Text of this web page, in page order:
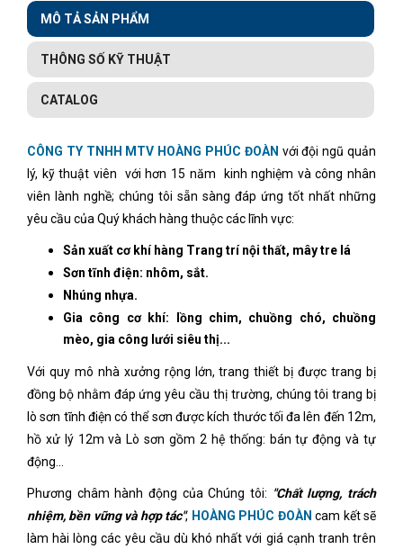
MÔ TẢ SẢN PHẨM
THÔNG SỐ KỸ THUẬT
CATALOG
CÔNG TY TNHH MTV HOÀNG PHÚC ĐOÀN với đội ngũ quản
lý, kỹ thuật viên với hơn 15 năm kinh nghiệm và công nhân
viên lành nghề; chúng tôi sẵn sàng đáp ứng tốt nhất những
yêu cầu của Quý khách hàng thuộc các lĩnh vực:
Sản xuất cơ khí hàng Trang trí nội thất, mây tre lá
Sơn tĩnh điện: nhôm, sắt.
Nhúng nhựa.
Gia công cơ khí: lồng chim, chuồng chó, chuồng
mèo, gia công lưới siêu thị...
Với quy mô nhà xưởng rộng lớn, trang thiết bị được trang bị
đồng bộ nhằm đáp ứng yêu cầu thị trường, chúng tôi trang bị
lò sơn tĩnh điện có thể sơn được kích thước tối đa lên đến 12m,
hồ xử lý 12m và Lò sơn gồm 2 hệ thống: bán tự động và tự
động...
Phương châm hành động của Chúng tôi: "Chất lượng, trách
nhiệm, bền vững và hợp tác", HOÀNG PHÚC ĐOÀN cam kết sẽ
làm hài lòng các yêu cầu dù khó nhất với giá cạnh tranh trên